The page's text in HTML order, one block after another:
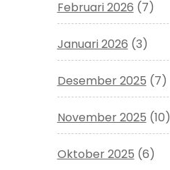
Februari 2026 (7)
Januari 2026 (3)
Desember 2025 (7)
November 2025 (10)
Oktober 2025 (6)